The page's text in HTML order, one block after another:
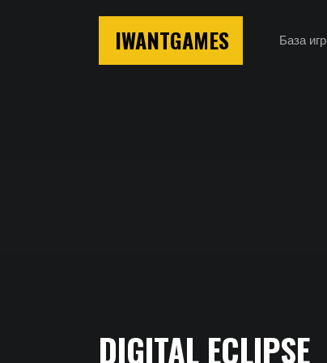
IWANTGAMES База игр
Digital Eclipse
DIGITAL ECLIPSE